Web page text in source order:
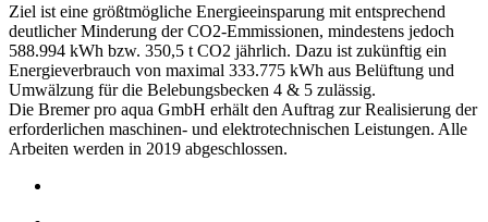
Ziel ist eine größtmögliche Energieeinsparung mit entsprechend
deutlicher Minderung der CO2-Emmissionen, mindestens jedoch
588.994 kWh bzw. 350,5 t CO2 jährlich. Dazu ist zukünftig ein
Energieverbrauch von maximal 333.775 kWh aus Belüftung und
Umwälzung für die Belebungsbecken 4 & 5 zulässig.
Die Bremer pro aqua GmbH erhält den Auftrag zur Realisierung der
erforderlichen maschinen- und elektrotechnischen Leistungen. Alle
Arbeiten werden in 2019 abgeschlossen.